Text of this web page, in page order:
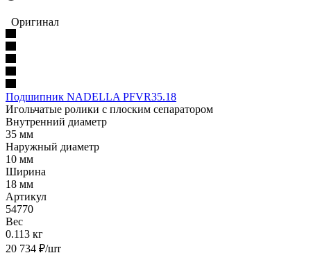
Оригинал
Подшипник NADELLA PFVR35.18
Игольчатые ролики с плоским сепаратором
Внутренний диаметр
35 мм
Наружный диаметр
10 мм
Ширина
18 мм
Артикул
54770
Вес
0.113 кг
20 734 ₽/шт